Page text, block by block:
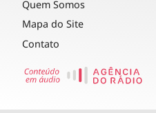
Quem Somos
Mapa do Site
Contato